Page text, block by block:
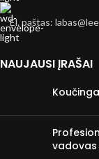
El. paštas:
NAUJAUSI ĮRAŠAI
vadovas